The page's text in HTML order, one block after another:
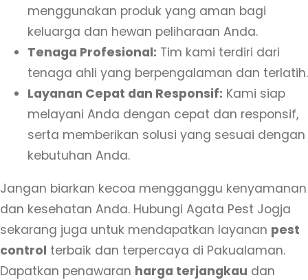
menggunakan produk yang aman bagi
keluarga dan hewan peliharaan Anda.
Tenaga Profesional: Tim kami terdiri dari
tenaga ahli yang berpengalaman dan terlatih.
Layanan Cepat dan Responsif: Kami siap
melayani Anda dengan cepat dan responsif,
serta memberikan solusi yang sesuai dengan
kebutuhan Anda.
Jangan biarkan kecoa mengganggu kenyamanan
dan kesehatan Anda. Hubungi Agata Pest Jogja
sekarang juga untuk mendapatkan layanan pest
control terbaik dan terpercaya di Pakualaman.
Dapatkan penawaran harga terjangkau dan